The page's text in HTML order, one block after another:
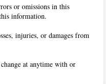
or omissions in this
information.
injuries, or damages from
at anytime with or